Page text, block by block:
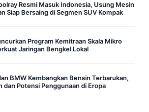
Resmi Masuk Indonesia, Usung Mesin
Siap Bersaing di Segmen SUV Kompak
Program Kemitraan Skala Mikro
Jaringan Bengkel Lokal
BMW Kembangkan Bensin Terbarukan,
dan Potensi Penggunaan di Eropa